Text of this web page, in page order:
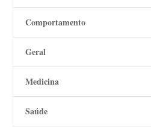
Comportamento
Geral
Medicina
Saúde